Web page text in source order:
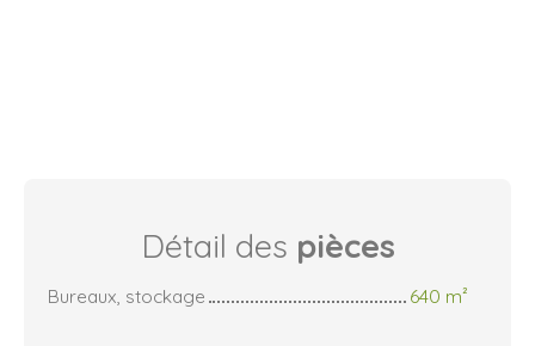
Détail des pièces
Bureaux, stockage 640 m²